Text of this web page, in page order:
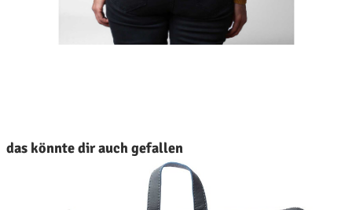
das könnte dir auch gefallen